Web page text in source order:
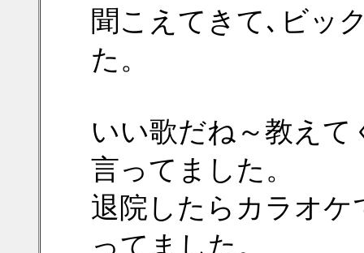
聞こえてきて､ビッ
た。
いい歌だね～教え
言ってました。
退院したらカラオケ
ってました。